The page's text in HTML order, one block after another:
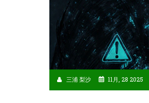
三浦 梨沙 11月, 28 2025